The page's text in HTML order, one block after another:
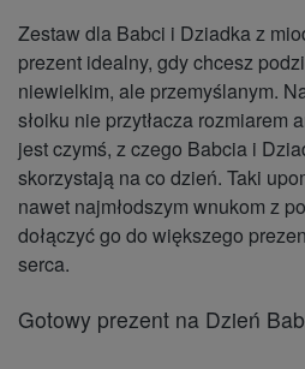
Zestaw dla Babci i Dziadka z
prezent idealny, gdy chcesz
niewielkim, ale przemyślanym.
słoiku nie przytłacza rozmiarem
jest czymś, z czego Babcia i
skorzystają na co dzień. Taki
nawet najmłodszym wnukom z
dołączyć go do większego
serca.
Gotowy prezent na Dzień